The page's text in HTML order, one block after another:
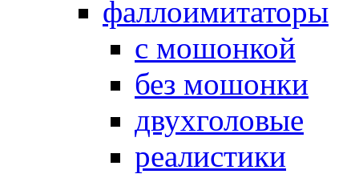
фаллоимитаторы
с мошонкой
без мошонки
двухголовые
реалистики